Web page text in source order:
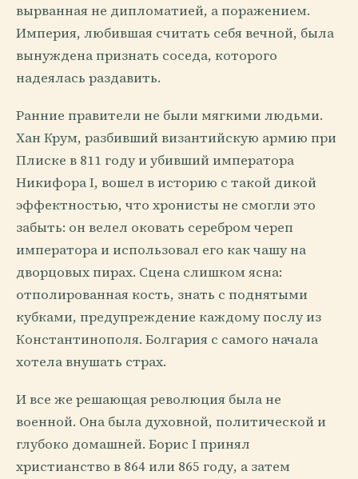
вырванная не дипломатией, а поражением.
Империя, любившая считать себя вечной, была
вынуждена признать соседа, которого
надеялась раздавить.
Ранние правители не были мягкими людьми.
Хан Крум, разбивший византийскую армию при
Плиске в 811 году и убивший императора
Никифора I, вошел в историю с такой дикой
эффектностью, что хронисты не смогли это
забыть: он велел оковать серебром череп
императора и использовал его как чашу на
дворцовых пирах. Сцена слишком ясна:
отполированная кость, знать с поднятыми
кубками, предупреждение каждому послу из
Константинополя. Болгария с самого начала
хотела внушать страх.
И все же решающая революция была не
военной. Она была духовной, политической и
глубоко домашней. Борис I принял
христианство в 864 или 865 году, а затем